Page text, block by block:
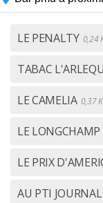
LE PENALTY 0,24
TABAC
LE CAMELIA 0,37
LE LONGCHAMP
LE PRIX
AU PTI JOURNAL